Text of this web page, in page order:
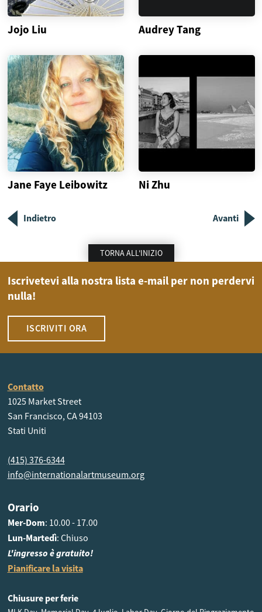
Jojo Liu Audrey Tang
Jane Faye Leibowitz Ni Zhu
Indietro Avanti
TORNA ALL'INIZIO
Iscrivetevi alla nostra lista e-mail per non perdervi
nulla!
ISCRIVITI ORA
Contatto
1025 Market Street
San Francisco, CA 94103
Stati Uniti
(415) 376-6344
info@internationalartmuseum.org
Orario
Mer-Dom: 10.00 - 17.00
Lun-Martedì: Chiuso
L'ingresso è gratuito!
Pianificare la visita
Chiusure per ferie